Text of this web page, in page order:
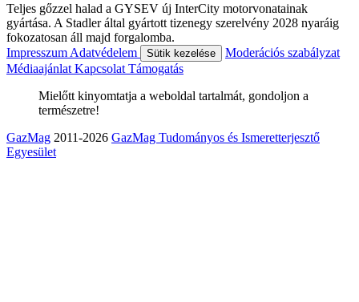
Teljes gőzzel halad a GYSEV új InterCity motorvonatainak
gyártása. A Stadler által gyártott tizenegy szerelvény 2028 nyaráig
fokozatosan áll majd forgalomba.
Impresszum Adatvédelem Sütik kezelése
Moderációs szabályzat
Médiaajánlat Kapcsolat Támogatás
Mielőtt kinyomtatja a weboldal tartalmát, gondoljon a
természetre!
GazMag 2011-2026 GazMag Tudományos és Ismeretterjesztő
Egyesület